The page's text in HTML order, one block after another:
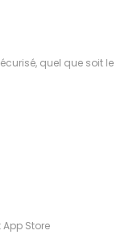
quel que soit le
Store